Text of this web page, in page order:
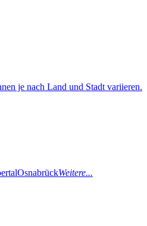
je nach Land und Stadt variieren.
OsnabrückWeitere...